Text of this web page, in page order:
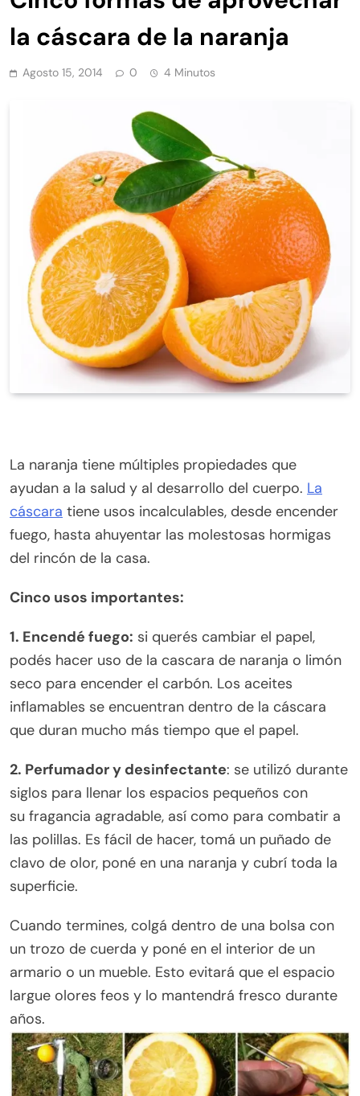
la cáscara de la naranja
Agosto 15, 2014 0 4 Minutos
La naranja tiene múltiples propiedades que
ayudan a la salud y al desarrollo del cuerpo. La
cáscara tiene usos incalculables, desde encender
fuego, hasta ahuyentar las molestosas hormigas
del rincón de la casa.
Cinco usos importantes:
1. Encendé fuego: si querés cambiar el papel,
podés hacer uso de la cascara de naranja o limón
seco para encender el carbón. Los aceites
inflamables se encuentran dentro de la cáscara
que duran mucho más tiempo que el papel.
2. Perfumador y desinfectante: se utilizó durante
siglos para llenar los espacios pequeños con
su fragancia agradable, así como para combatir a
las polillas. Es fácil de hacer, tomá un puñado de
clavo de olor, poné en una naranja y cubrí toda la
superficie.
Cuando termines, colgá dentro de una bolsa con
un trozo de cuerda y poné en el interior de un
armario o un mueble. Esto evitará que el espacio
largue olores feos y lo mantendrá fresco durante
años.